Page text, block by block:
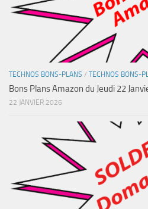
TECHNOS BONS-PLANS / TECHNOS BONS-
Bons Plans Amazon du Jeudi 22
22 JANVIER 2026